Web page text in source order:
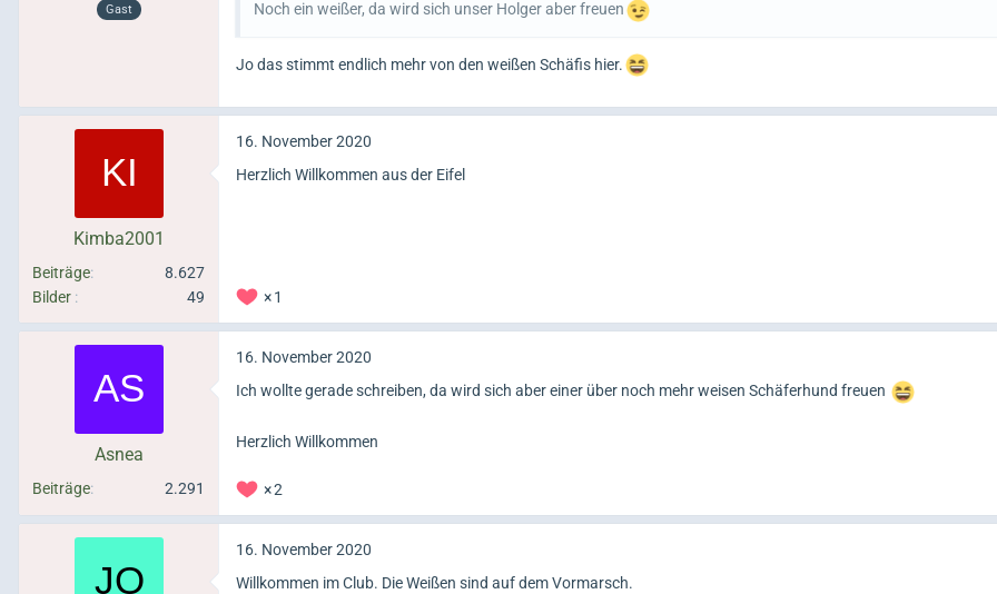
Gast
Noch ein weißer, da wird sich unser Holger aber freuen
Jo das stimmt endlich mehr von den weißen Schäfis hier.
Kimba2001
Beiträge
8.627
Bilder
49
16. November 2020
Herzlich Willkommen aus der Eifel
1
Asnea
Beiträge 2.291
16. November 2020
Ich wollte gerade schreiben, da wird sich aber einer über noch mehr weisen Schäferhund freuen
Herzlich Willkommen
2
16. November 2020
Willkommen im Club. Die Weißen sind auf dem Vormarsch.